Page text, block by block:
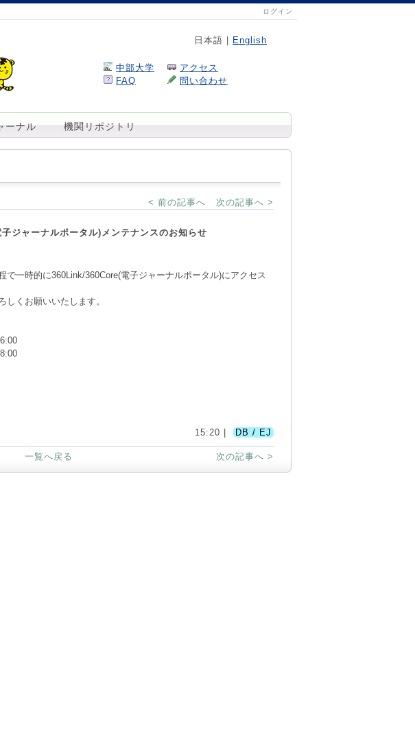
ログイン
日本語 | English
中部大学
アクセス
FAQ
問い合わせ
ーナル 機関リポジトリ
< 前の記事へ 次の記事へ >
ジャーナルポータル)メンテナンスのお知らせ
で一時的に360Link/360Core(電子ジャーナルポータル)にアクセス
しくお願いいたします。
15:20 | DB / EJ
次の記事へ >
一覧へ戻る